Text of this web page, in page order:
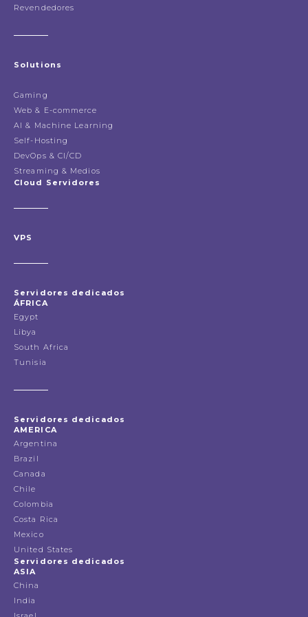
Revendedores
Solutions
Gaming
Web & E-commerce
AI & Machine Learning
Self-Hosting
DevOps & CI/CD
Streaming & Medios
Cloud Servidores
VPS
Servidores dedicados
ÁFRICA
Egypt
Libya
South Africa
Tunisia
Servidores dedicados
AMERICA
Argentina
Brazil
Canada
Chile
Colombia
Costa Rica
Mexico
United States
Servidores dedicados
ASIA
China
India